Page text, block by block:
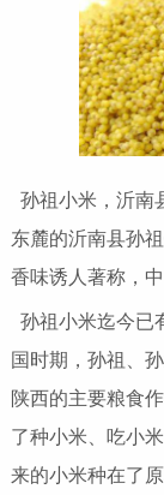
孙祖小米，沂南
东麓的沂南县孙
香味诱人著称，
孙祖小米迄今已
国时期，孙祖、
陕西的主要粮食
了种小米、吃小
来的小米种在了